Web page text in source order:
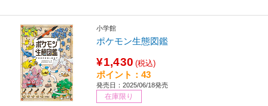
小学館
ポケモン生態図鑑
¥1,430 (税込)
ポイント：43
発売日：2025/06/18発売
在庫限り